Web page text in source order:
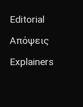
Editorial
Απόψεις
Explainers